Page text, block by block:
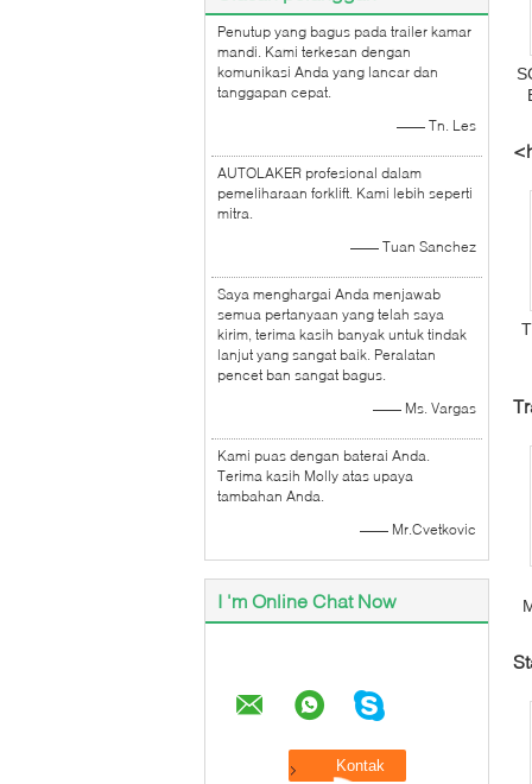
Penutup yang bagus pada trailer kamar
mandi. Kami terkesan dengan
komunikasi Anda yang lancar dan
tanggapan cepat.
—— Tn. Les
AUTOLAKER profesional dalam
pemeliharaan forklift. Kami lebih seperti
mitra.
—— Tuan Sanchez
Saya menghargai Anda menjawab
semua pertanyaan yang telah saya
kirim, terima kasih banyak untuk tindak
lanjut yang sangat baik. Peralatan
pencet ban sangat bagus.
—— Ms. Vargas
Kami puas dengan baterai Anda.
Terima kasih Molly atas upaya
tambahan Anda.
—— Mr.Cvetkovic
I 'm Online Chat Now